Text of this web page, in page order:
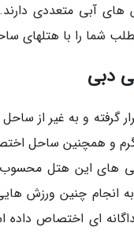
های آبی متعددی
شما را با هتلهای
گرفته و به غیر از
های این هتل
انجام چنین ورزش
ای اختصاص داده